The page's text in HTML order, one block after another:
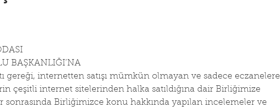
BAŞKANLIĞI’NA
gereği, internetten satışı mümkün olmayan ve sadece eczanelere
çeşitli internet sitelerinden halka satıldığına dair Birliğimize
sonrasında Birliğimizce konu hakkında yapılan incelemeler ve